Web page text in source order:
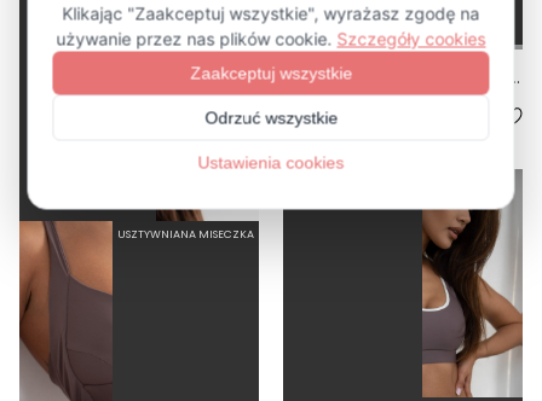
DUENDE VOLCANO - GÓRA OD BIKINI WYCIĘTA WIĄZANA FIOLETOWY
4.0
LINDA VOLCANO - TRÓJKĄTNA GÓRA OD BIKINI NA DUŻY BIUST FIOLETOWY
5.0
239,00 zł
USZTYWNIANA MISECZKA
REGULOWANE MISECZKI